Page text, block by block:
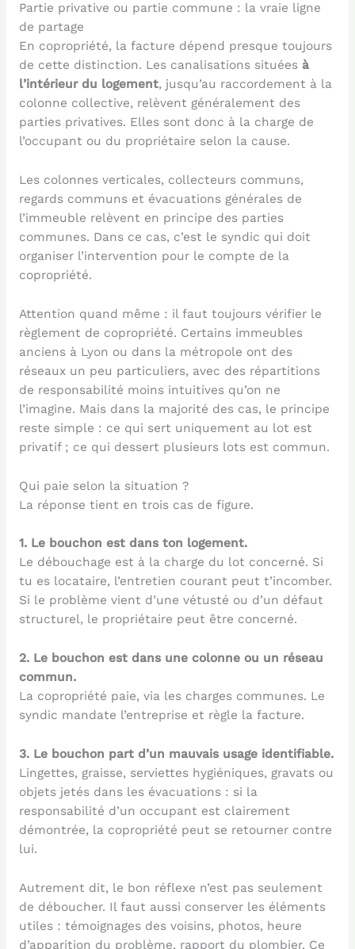
Partie privative ou partie commune : la vraie ligne
de partage
En copropriété, la facture dépend presque toujours
de cette distinction. Les canalisations situées à
l’intérieur du logement, jusqu’au raccordement à la
colonne collective, relèvent généralement des
parties privatives. Elles sont donc à la charge de
l’occupant ou du propriétaire selon la cause.
Les colonnes verticales, collecteurs communs,
regards communs et évacuations générales de
l’immeuble relèvent en principe des parties
communes. Dans ce cas, c’est le syndic qui doit
organiser l’intervention pour le compte de la
copropriété.
Attention quand même : il faut toujours vérifier le
règlement de copropriété. Certains immeubles
anciens à Lyon ou dans la métropole ont des
réseaux un peu particuliers, avec des répartitions
de responsabilité moins intuitives qu’on ne
l’imagine. Mais dans la majorité des cas, le principe
reste simple : ce qui sert uniquement au lot est
privatif ; ce qui dessert plusieurs lots est commun.
Qui paie selon la situation ?
La réponse tient en trois cas de figure.
1. Le bouchon est dans ton logement.
Le débouchage est à la charge du lot concerné. Si
tu es locataire, l’entretien courant peut t’incomber.
Si le problème vient d’une vétusté ou d’un défaut
structurel, le propriétaire peut être concerné.
2. Le bouchon est dans une colonne ou un réseau
commun.
La copropriété paie, via les charges communes. Le
syndic mandate l’entreprise et règle la facture.
3. Le bouchon part d’un mauvais usage identifiable.
Lingettes, graisse, serviettes hygiéniques, gravats ou
objets jetés dans les évacuations : si la
responsabilité d’un occupant est clairement
démontrée, la copropriété peut se retourner contre
lui.
Autrement dit, le bon réflexe n’est pas seulement
de déboucher. Il faut aussi conserver les éléments
utiles : témoignages des voisins, photos, heure
d’apparition du problème, rapport du plombier. Ce